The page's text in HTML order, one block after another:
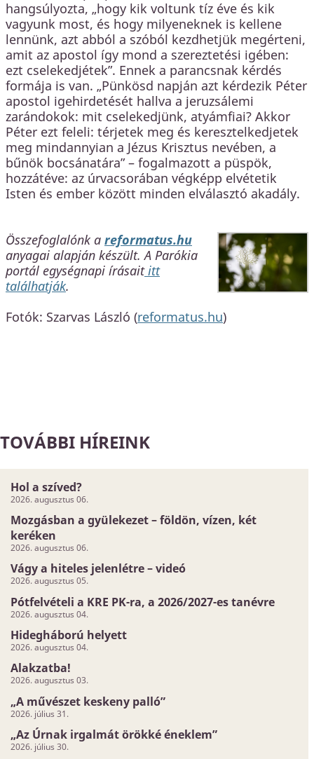
hangsúlyozta, „hogy kik voltunk tíz éve és kik
vagyunk most, és hogy milyeneknek is kellene
lennünk, azt abból a szóból kezdhetjük megérteni,
amit az apostol így mond a szereztetési igében:
ezt cselekedjétek”. Ennek a parancsnak kérdés
formája is van. „Pünkösd napján azt kérdezik Péter
apostol igehirdetését hallva a jeruzsálemi
zarándokok: mit cselekedjünk, atyámfiai? Akkor
Péter ezt feleli: térjetek meg és keresztelkedjetek
meg mindannyian a Jézus Krisztus nevében, a
bűnök bocsánatára” – fogalmazott a püspök,
hozzátéve: az úrvacsorában végképp elvétetik
Isten és ember között minden elválasztó akadály.
Összefoglalónk a reformatus.hu
anyagai alapján készült. A Parókia
portál egységnapi írásaititt
találhatják.
Fotók: Szarvas László (reformatus.hu)
TOVÁBBI HÍREINK
Hol a szíved?
2026. augusztus 06.
Mozgásban a gyülekezet – földön, vízen, két
keréken
2026. augusztus 06.
Vágy a hiteles jelenlétre – videó
2026. augusztus 05.
Pótfelvételi a KRE PK-ra, a 2026/2027-es tanévre
2026. augusztus 04.
Hidegháború helyett
2026. augusztus 04.
Alakzatba!
2026. augusztus 03.
„A művészet keskeny palló”
2026. július 31.
„Az Úrnak irgalmát örökké éneklem”
2026. július 30.